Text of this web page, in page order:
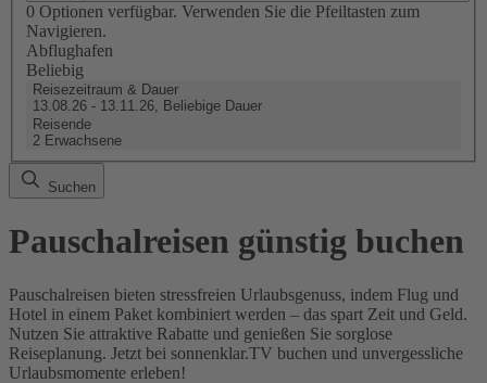
0 Optionen verfügbar. Verwenden Sie die Pfeiltasten zum
Navigieren.
Abflughafen
Beliebig
Reisezeitraum & Dauer
13.08.26 - 13.11.26, Beliebige Dauer
Reisende
2 Erwachsene
Suchen
Pauschalreisen günstig buchen
Pauschalreisen bieten stressfreien Urlaubsgenuss, indem Flug und
Hotel in einem Paket kombiniert werden – das spart Zeit und Geld.
Nutzen Sie attraktive Rabatte und genießen Sie sorglose
Reiseplanung. Jetzt bei sonnenklar.TV buchen und unvergessliche
Urlaubsmomente erleben!